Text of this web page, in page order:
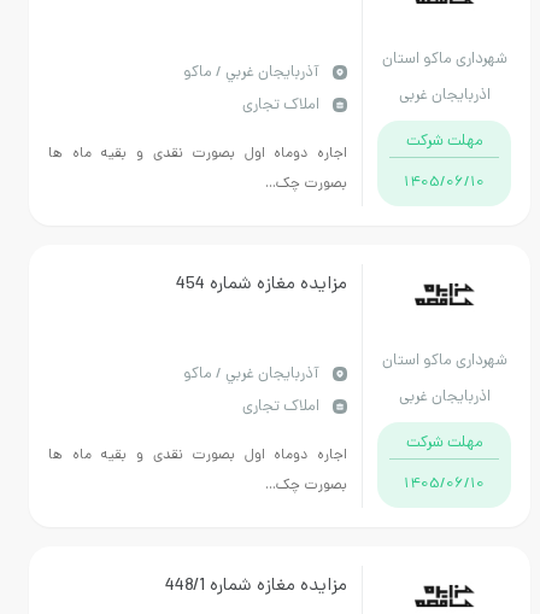
استان
غربی
آذربايجان غربي / ماکو
املاک تجاری
اجاره دوماه اول بصورت نقدی و بقیه ماه ها
بصورت چک...
استان
غربی
مزایده مغازه شماره 454
آذربايجان غربي / ماکو
املاک تجاری
اجاره دوماه اول بصورت نقدی و بقیه ماه ها
بصورت چک...
مزایده مغازه شماره 448/1